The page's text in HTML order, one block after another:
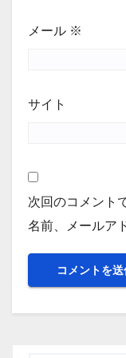
メール ※
サイト
次回のコメント
名前、メールア